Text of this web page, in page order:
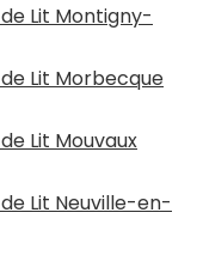
Lit Montigny-
Lit Morbecque
Lit Mouvaux
Lit Neuville-en-